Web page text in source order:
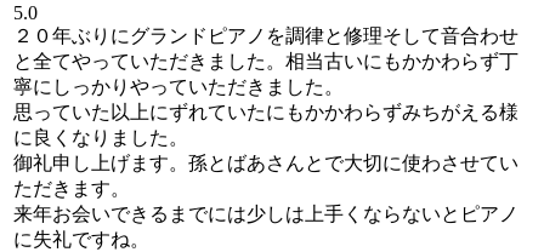
5.0
２０年ぶりにグランドピアノを調律と修理そして音合わせ
と全てやっていただきました。相当古いにもかかわらず丁
寧にしっかりやっていただきました。
思っていた以上にずれていたにもかかわらずみちがえる様
に良くなりました。
御礼申し上げます。孫とばあさんとで大切に使わさせてい
ただきます。
来年お会いできるまでには少しは上手くならないとピアノ
に失礼ですね。